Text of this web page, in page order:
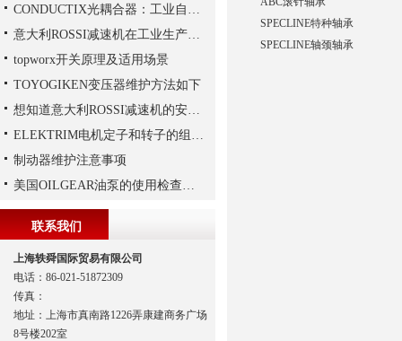
SPECLINE特种轴承
SPECLINE轴颈轴承
CONDUCTIX光耦合器：工业自动化的“安全信使”
意大利ROSSI减速机在工业生产中的主要应用场景与技术优势
topworx开关原理及适用场景
TOYOGIKEN变压器维护方法如下
想知道意大利ROSSI减速机的安装技巧，那就看这里
ELEKTRIM电机定子和转子的组成结构如下
制动器维护注意事项
美国OILGEAR油泵的使用检查及流程
联系我们
上海轶舜国际贸易有限公司
电话：86-021-51872309
传真：
地址：上海市真南路1226弄康建商务广场
8号楼202室